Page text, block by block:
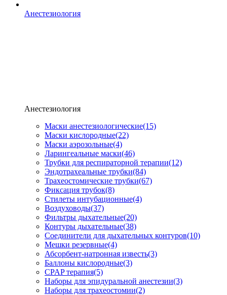
Анестезиология
Анестезиология
Маски анестезиологические(15)
Маски кислородные(22)
Маски аэрозольные(4)
Ларингеальные маски(46)
Трубки для респираторной терапии(12)
Эндотрахеальные трубки(84)
Трахеостомические трубки(67)
Фиксация трубок(8)
Стилеты интубационные(4)
Воздуховоды(37)
Фильтры дыхательные(20)
Контуры дыхательные(38)
Соединители для дыхательных контуров(10)
Мешки резервные(4)
Абсорбент-натронная известь(3)
Баллоны кислородные(3)
CPAP терапия(5)
Наборы для эпидуральной анестезии(3)
Наборы для трахеостомии(2)